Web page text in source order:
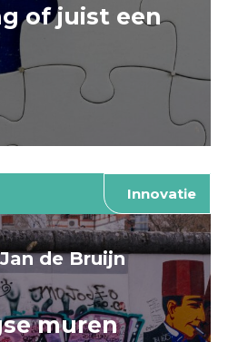
of juist een
Innovatie
de Bruijn
muren